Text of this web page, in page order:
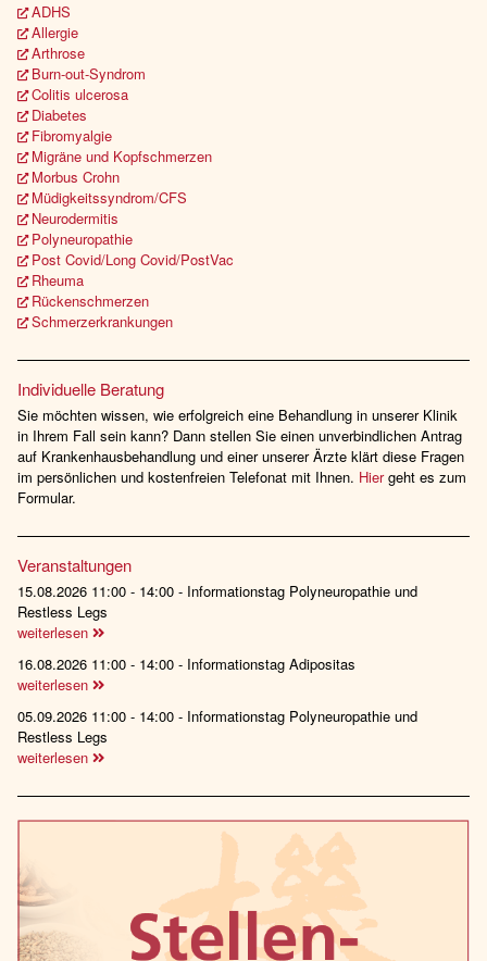
ADHS
Allergie
Arthrose
Burn-out-Syndrom
Colitis ulcerosa
Diabetes
Fibromyalgie
Migräne und Kopfschmerzen
Morbus Crohn
Müdigkeitssyndrom/CFS
Neurodermitis
Polyneuropathie
Post Covid/Long Covid/PostVac
Rheuma
Rückenschmerzen
Schmerzerkrankungen
Individuelle Beratung
Sie möchten wissen, wie erfolgreich eine Behandlung in unserer Klinik
in Ihrem Fall sein kann? Dann stellen Sie einen unverbindlichen Antrag
auf Krankenhausbehandlung und einer unserer Ärzte klärt diese Fragen
im persönlichen und kostenfreien Telefonat mit Ihnen. Hiergeht es zum
Formular.
Veranstaltungen
15.08.2026 11:00 - 14:00 - Informationstag Polyneuropathie und
Restless Legs
weiterlesen
16.08.2026 11:00 - 14:00 - Informationstag Adipositas
weiterlesen
05.09.2026 11:00 - 14:00 - Informationstag Polyneuropathie und
Restless Legs
weiterlesen